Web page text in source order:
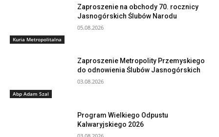
Kuria Metropolitalna
Zaproszenie na obchody 70. rocznicy
Jasnogórskich Ślubów Narodu
05.08.2026
Abp Adam Szal
Zaproszenie Metropolity Przemyskiego
do odnowienia Ślubów Jasnogórskich
03.08.2026
Program Wielkiego Odpustu
Kalwaryjskiego 2026